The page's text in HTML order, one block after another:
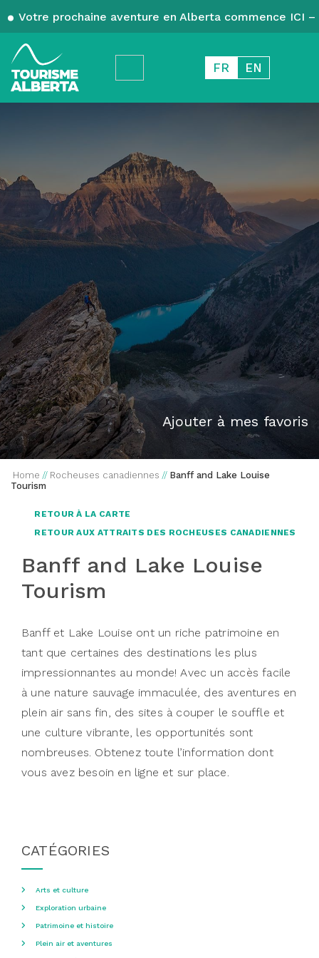
Votre prochaine aventure en Alberta commence ICI
FR EN
Ajouter à mes favoris
Home // Rocheuses canadiennes // Banff and Lake Louise
Tourism
RETOUR À LA CARTE
RETOUR AUX ATTRAITS DES ROCHEUSES CANADIENNES
Banff and Lake Louise
Tourism
Banff et Lake Louise ont un riche patrimoine en
tant que certaines des destinations les plus
impressionnantes au monde! Avec un accès facile
à une nature sauvage immaculée, des aventures en
plein air sans fin, des sites à couper le souffle et
une culture vibrante, les opportunités sont
nombreuses. Obtenez toute l’information dont
vous avez besoin en ligne et sur place.
CATÉGORIES
Arts et culture
Exploration urbaine
Patrimoine et histoire
Plein air et aventures